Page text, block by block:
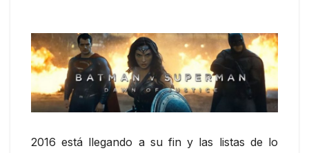
2016 está llegando a su fin y las listas de lo